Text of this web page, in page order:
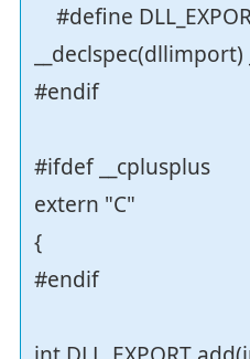
#define
__declspec(dllimport)
#endif
#ifdef __cplusplus
extern "C"
{
#endif